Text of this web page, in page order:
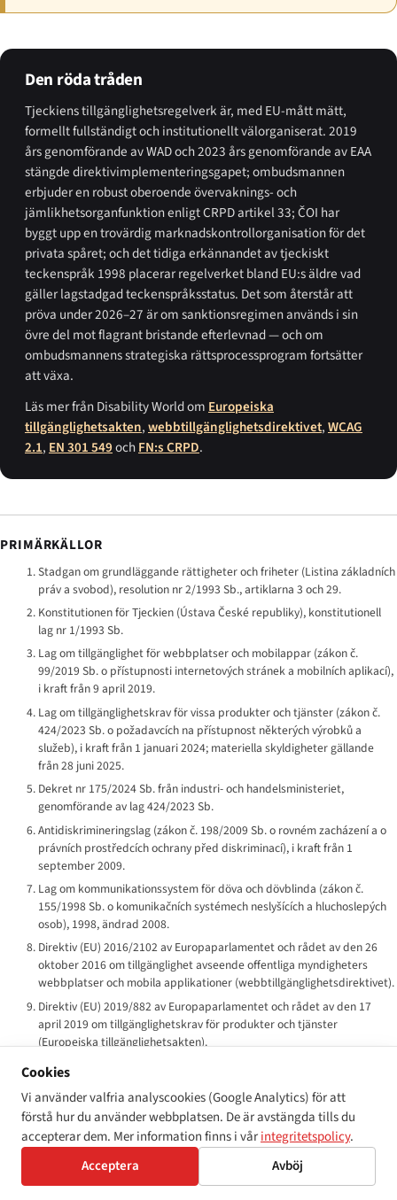
Den röda tråden
Tjeckiens tillgänglighetsregelverk är, med EU-mått mätt,
formellt fullständigt och institutionellt välorganiserat. 2019
års genomförande av WAD och 2023 års genomförande av EAA
stängde direktivimplementeringsgapet; ombudsmannen
erbjuder en robust oberoende övervaknings- och
jämlikhetsorganfunktion enligt CRPD artikel 33; ČOI har
byggt upp en trovärdig marknadskontrollorganisation för det
privata spåret; och det tidiga erkännandet av tjeckiskt
teckenspråk 1998 placerar regelverket bland EU:s äldre vad
gäller lagstadgad teckenspråksstatus. Det som återstår att
pröva under 2026–27 är om sanktionsregimen används i sin
övre del mot flagrant bristande efterlevnad — och om
ombudsmannens strategiska rättsprocessprogram fortsätter
att växa.
Läs mer från Disability World om Europeiska
tillgänglighetsakten,webbtillgänglighetsdirektivet,WCAG
2.1, EN 301 549ochFN:s CRPD.
PRIMÄRKÄLLOR
Stadgan om grundläggande rättigheter och friheter (Listina základních
práv a svobod), resolution nr 2/1993 Sb., artiklarna 3 och 29.
Konstitutionen för Tjeckien (Ústava České republiky), konstitutionell
lag nr 1/1993 Sb.
Lag om tillgänglighet för webbplatser och mobilappar (zákon č.
99/2019 Sb. o přístupnosti internetových stránek a mobilních aplikací),
i kraft från 9 april 2019.
Lag om tillgänglighetskrav för vissa produkter och tjänster (zákon č.
424/2023 Sb. o požadavcích na přístupnost některých výrobků a
služeb), i kraft från 1 januari 2024; materiella skyldigheter gällande
från 28 juni 2025.
Dekret nr 175/2024 Sb. från industri- och handelsministeriet,
genomförande av lag 424/2023 Sb.
Antidiskrimineringslag (zákon č. 198/2009 Sb. o rovném zacházení a o
právních prostředcích ochrany před diskriminací), i kraft från 1
september 2009.
Lag om kommunikationssystem för döva och dövblinda (zákon č.
155/1998 Sb. o komunikačních systémech neslyšících a hluchoslepých
osob), 1998, ändrad 2008.
Direktiv (EU) 2016/2102 av Europaparlamentet och rådet av den 26
oktober 2016 om tillgänglighet avseende offentliga myndigheters
webbplatser och mobila applikationer (webbtillgänglighetsdirektivet).
Direktiv (EU) 2019/882 av Europaparlamentet och rådet av den 17
april 2019 om tillgänglighetskrav för produkter och tjänster
(Europeiska tillgänglighetsakten).
Kommissionens genomförandebeslut (EU) 2018/1523 av den 11
oktober 2018 om fastställande av en mall för
tillgänglighetsredogörelse.
EN 301 549 v3.2.1 — Tillgänglighetskrav för IKT-produkter och tjänster.
ETSI / CEN-CENELEC harmoniserad standard.
FN:s konvention om rättigheter för personer med
funktionsnedsättning, ratificerad av Tjeckien den 28 september 2009; i
Cookies
Vi använder valfria analyscookies (Google Analytics) för att
förstå hur du använder webbplatsen. De är avstängda tills du
accepterar dem. Mer information finns i vårintegritetspolicy.
Acceptera
Avböj